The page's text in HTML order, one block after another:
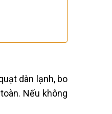
dàn lạnh, bo
Nếu không